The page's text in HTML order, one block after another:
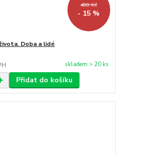
400 Kč
- 15 %
Doba a lidé
skladem > 20 ks
Přidat do košíku